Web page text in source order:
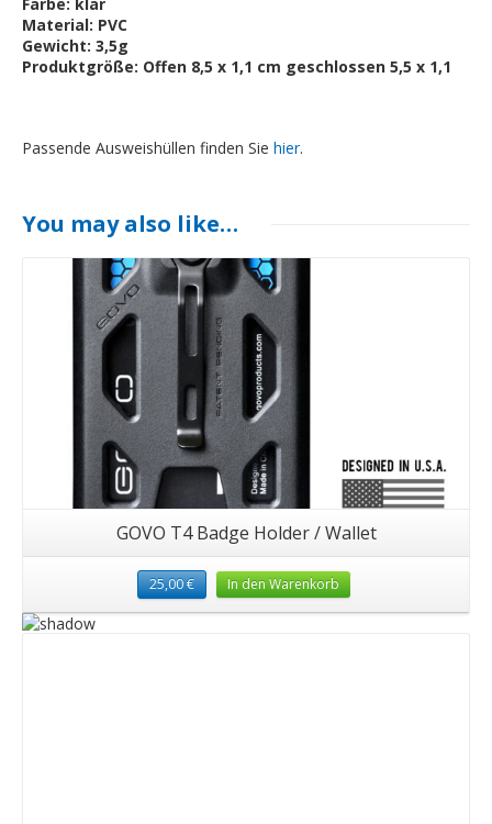
Material: PVC
Gewicht: 3,5g
Produktgröße: Offen 8,5 x 1,1 cm geschlossen 5,5 x 1,1
Passende Ausweishüllen finden Sie hier.
You may also like…
GOVO T4 Badge Holder / Wallet
25,00€ In den Warenkorb